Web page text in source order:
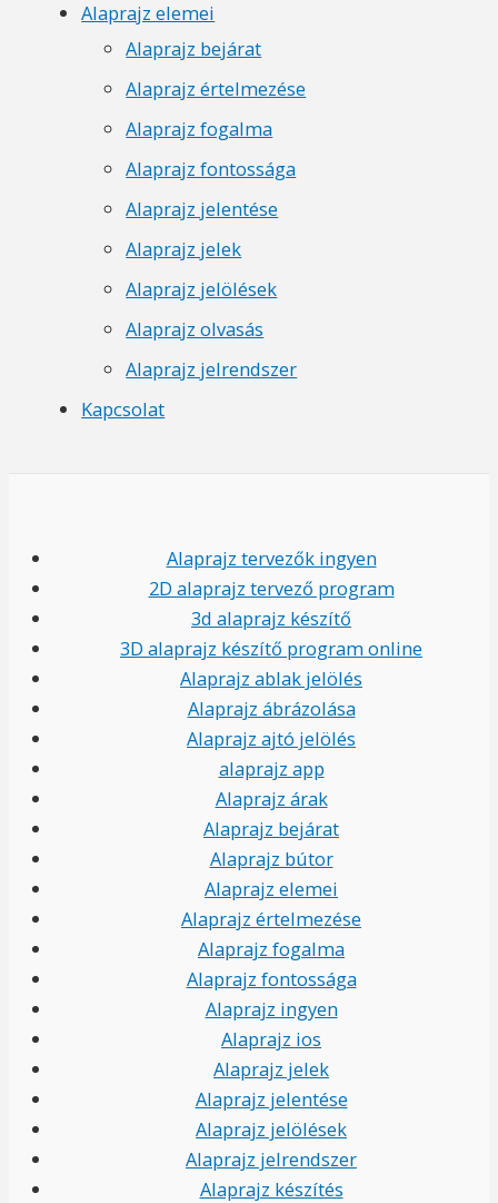
Alaprajz elemei
Alaprajz bejárat
Alaprajz értelmezése
Alaprajz fogalma
Alaprajz fontossága
Alaprajz jelentése
Alaprajz jelek
Alaprajz jelölések
Alaprajz olvasás
Alaprajz jelrendszer
Kapcsolat
Alaprajz tervezők ingyen
2D alaprajz tervező program
3d alaprajz készítő
3D alaprajz készítő program online
Alaprajz ablak jelölés
Alaprajz ábrázolása
Alaprajz ajtó jelölés
alaprajz app
Alaprajz árak
Alaprajz bejárat
Alaprajz bútor
Alaprajz elemei
Alaprajz értelmezése
Alaprajz fogalma
Alaprajz fontossága
Alaprajz ingyen
Alaprajz ios
Alaprajz jelek
Alaprajz jelentése
Alaprajz jelölések
Alaprajz jelrendszer
Alaprajz készítés